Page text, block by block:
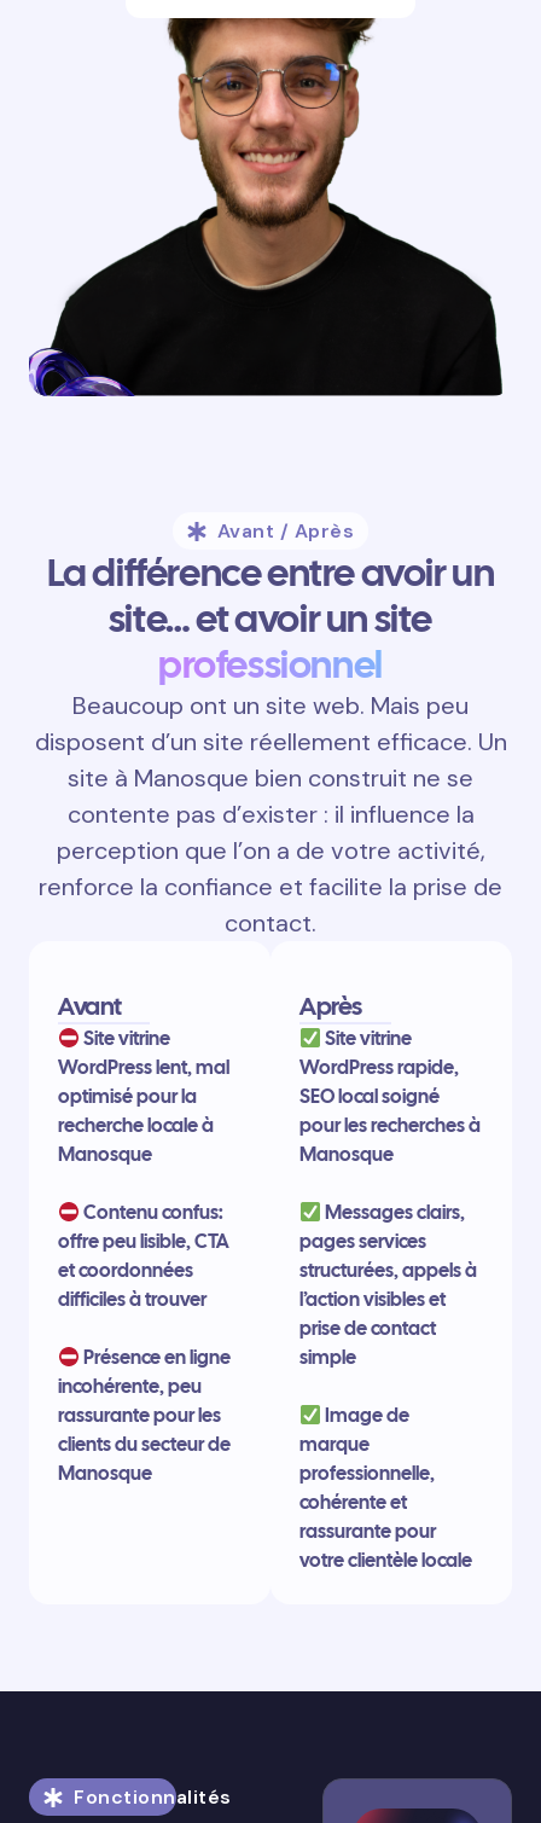
Avant / Après
La différence entre avoir un
site… et avoir un site
professionnel
Beaucoup ont un site web. Mais peu
disposent d’un site réellement efficace. Un
site à Manosque bien construit ne se
contente pas d’exister : il influence la
perception que l’on a de votre activité,
renforce la confiance et facilite la prise de
contact.
Avant
Site vitrine
WordPress lent, mal
optimisé pour la
recherche locale à
Manosque
Contenu confus:
offre peu lisible, CTA
et coordonnées
difficiles à trouver
Présence en ligne
incohérente, peu
rassurante pour les
clients du secteur de
Manosque
Après
Site vitrine
WordPress rapide,
SEO local soigné
pour les recherches à
Manosque
Messages clairs,
pages services
structurées, appels à
l’action visibles et
prise de contact
simple
Image de
marque
professionnelle,
cohérente et
rassurante pour
votre clientèle locale
Fonctionnalités